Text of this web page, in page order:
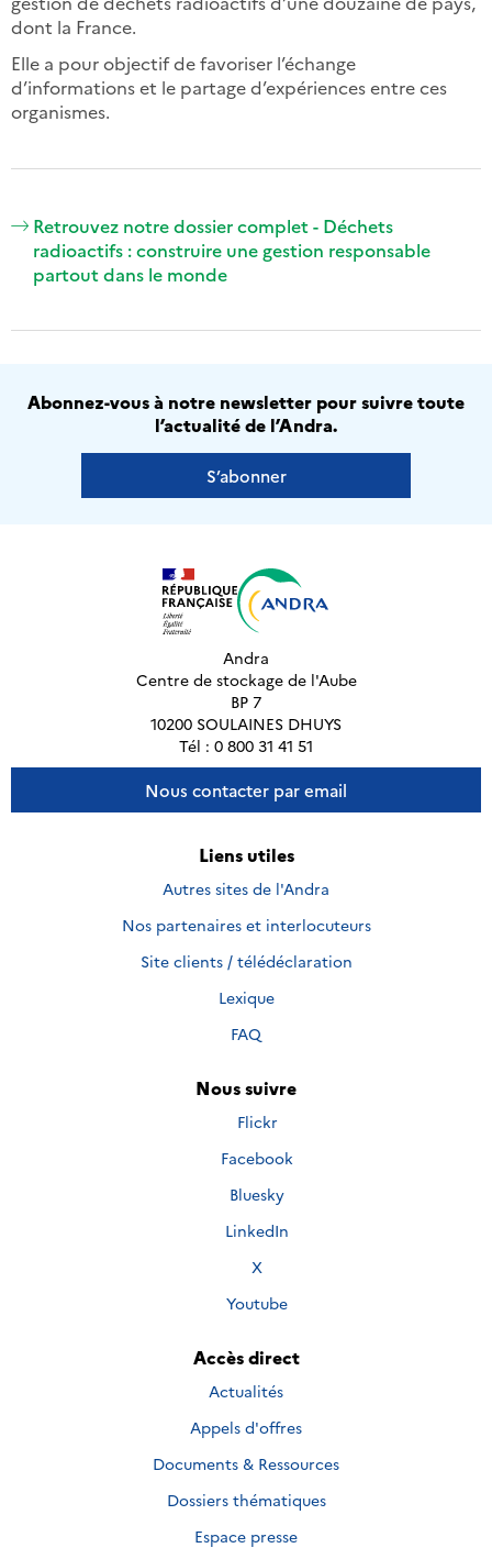
dont la France.
Elle a pour objectif de favoriser l’échange
d’informations et le partage d’expériences entre ces
organismes.
Retrouvez notre dossier complet - Déchets
radioactifs : construire une gestion responsable
partout dans le monde
Abonnez-vous à notre newsletter pour suivre toute
l’actualité de l’Andra.
S’abonner
Andra
Centre de stockage de l'Aube
BP 7
10200 SOULAINES DHUYS
Tél : 0 800 31 41 51
Nous contacter par email
Liens utiles
Autres sites de l'Andra
Nos partenaires et interlocuteurs
Site clients / télédéclaration
Lexique
FAQ
Nous suivre
Nous
sur
Flickr
Nous
sur
Facebook
Nous
sur
Bluesky
Nous
LinkedIn
Nous
sur
X
Nous
sur
Youtube
Accès direct
Actualités
Appels d'offres
Documents & Ressources
Dossiers thématiques
Espace presse